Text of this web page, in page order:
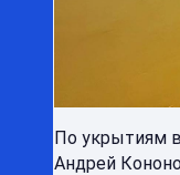
По укрытиям
Андрей